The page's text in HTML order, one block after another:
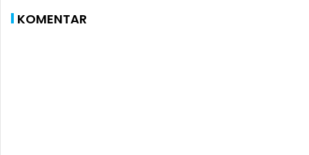
KOMENTAR